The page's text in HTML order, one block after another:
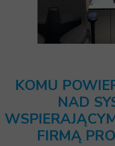
KOMU
NAD
FIRMĄ